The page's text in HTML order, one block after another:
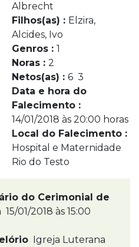
Albrecht
Filhos(as) : Elzira,
Alcides, Ivo
Genros : 1
Noras : 2
Netos(as) : 6 3
Data e hora do
Falecimento :
14/01/2018 às 20:00 horas
Local do Falecimento :
Hospital e Maternidade
Rio do Testo
do Cerimonial de
15/01/2018 às 15:00
Igreja Luterana